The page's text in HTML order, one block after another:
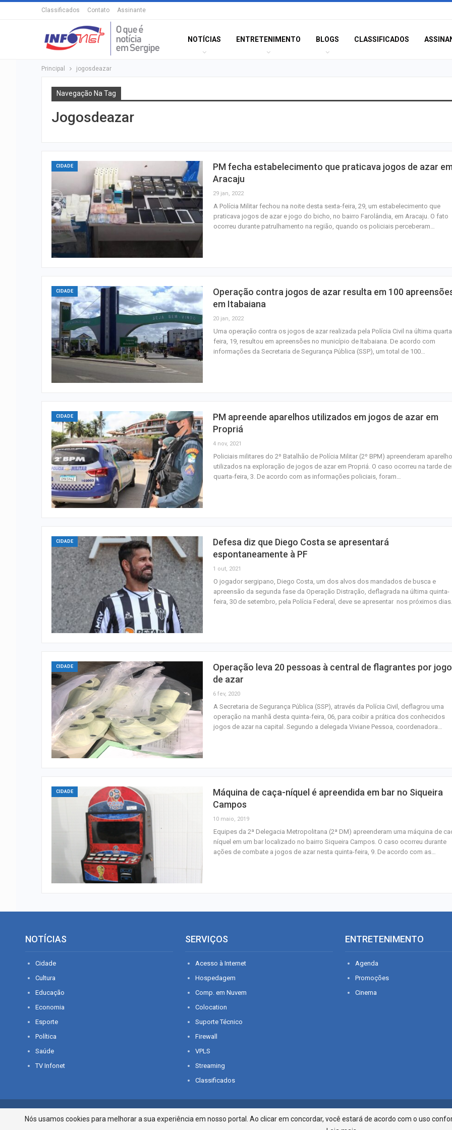
Classificados Contato Assinante
NOTÍCIAS ENTRETENIMENTO BLOGS CLASSIFICADOS
Principal jogosdeazar
Navegação Na Tag
Jogosdeazar
CIDADE
PM fecha estabelecimento que praticava jogos de azar
Aracaju
29 jan, 2022
A Polícia Militar fechou na noite desta sexta-feira, 29, um estabelecimento que
praticava jogos de azar e jogo do bicho, no bairro Farolândia, em Aracaju. O fato
ocorreu durante patrulhamento na região, quando os policiais perceberam…
CIDADE
Operação contra jogos de azar resulta em 100
em Itabaiana
20 jan, 2022
Uma operação contra os jogos de azar realizada pela Polícia Civil na última
feira, 19, resultou em apreensões no município de Itabaiana. De acordo com
informações da Secretaria de Segurança Pública (SSP), um total de 100…
CIDADE
PM apreende aparelhos utilizados em jogos de azar em
Propriá
4 nov, 2021
Policiais militares do 2º Batalhão de Polícia Militar (2º BPM) apreenderam
utilizados na exploração de jogos de azar em Propriá. O caso ocorreu na tarde
quarta-feira, 3. De acordo com as informações policiais, foram…
CIDADE
Defesa diz que Diego Costa se apresentará
espontaneamente à PF
1 out, 2021
O jogador sergipano, Diego Costa, um dos alvos dos mandados de busca e
apreensão da segunda fase da Operação Distração, deflagrada na última quinta-
feira, 30 de setembro, pela Polícia Federal, deve se apresentar nos próximos
CIDADE
Operação leva 20 pessoas à central de flagrantes por
de azar
6 fev, 2020
A Secretaria de Segurança Pública (SSP), através da Polícia Civil, deflagrou uma
operação na manhã desta quinta-feira, 06, para coibir a prática dos conhecidos
jogos de azar na capital. Segundo a delegada Viviane Pessoa, coordenadora…
CIDADE
Máquina de caça-níquel é apreendida em bar no Siqueira
Campos
10 maio, 2019
Equipes da 2ª Delegacia Metropolitana (2ª DM) apreenderam uma máquina de
níquel em um bar localizado no bairro Siqueira Campos. O caso ocorreu durante
ações de combate a jogos de azar nesta quinta-feira, 9. De acordo com as…
Homem fica
ferragens após
Aracaju recebe
espetáculo da
Canina no
NOTÍCIAS
Cidade
Cultura
Educação
Economia
Esporte
Política
Saúde
TV Infonet
SERVIÇOS
Acesso à Internet
Hospedagem
Comp. em Nuvem
Colocation
Suporte Técnico
Firewall
VPLS
Streaming
Classificados
ENTRETENIMENTO
Agenda
Promoções
Cinema
© 2026 - O que é notícia em Sergipe. Todos os direitos reservados. Infonet - Rua Monsenhor Silveira
Nós usamos cookies para melhorar a sua experiência em nosso portal. Ao clicar em concordar, você estará de acordo com o uso